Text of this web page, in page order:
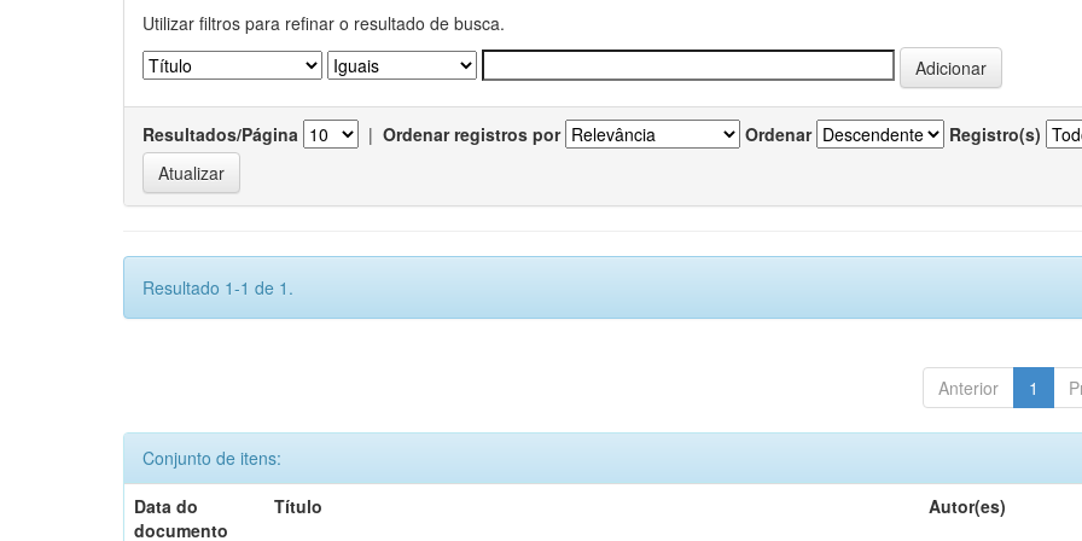
Utilizar filtros para refinar o resultado de busca.
Resultados/Página | Ordenar registros por Ordenar Registro(s)
Resultado 1-1 de 1.
Anterior 1
Conjunto de itens:
Data do
documento
Título Autor(es)